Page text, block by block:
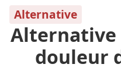
Alternative
Alternative
douleur